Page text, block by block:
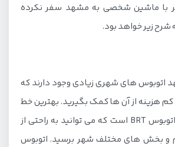
با ماشین شخصی به مشهد سفر نکرده
شرح زیر خواهد بود.
اتوبوس های شهری زیادی وجود دارند که
کم هزینه از آن ها کمک بگیرید. بهترین خط
اتوبوس در مشهد، اتوبوس BRT است که می توانید به راحتی از
و بخش های مختلف شهر برسید. اتوبوس